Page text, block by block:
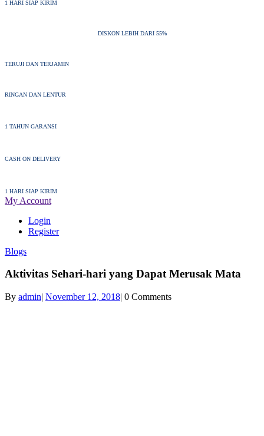
1 HARI SIAP KIRIM
DISKON LEBIH DARI 55%
TERUJI DAN TERJAMIN
RINGAN DAN LENTUR
1 TAHUN GARANSI
CASH ON DELIVERY
1 HARI SIAP KIRIM
My Account
Login
Register
Blogs
Aktivitas Sehari-hari yang Dapat Merusak Mata
By admin| November 12, 2018| 0 Comments